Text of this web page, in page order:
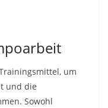
um
und die
Sowohl